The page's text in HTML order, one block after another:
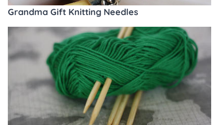
Grandma Gift Knitting Needles